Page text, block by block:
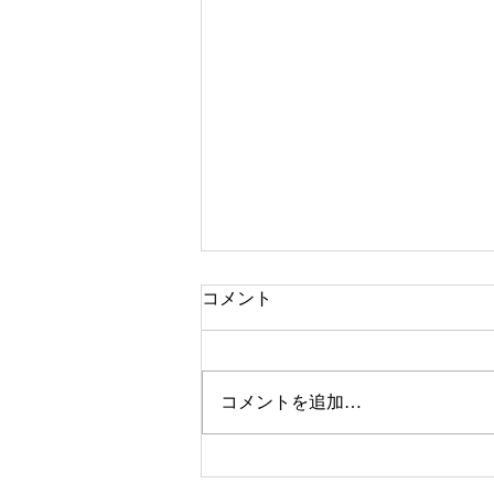
コメント
コメントを追加…